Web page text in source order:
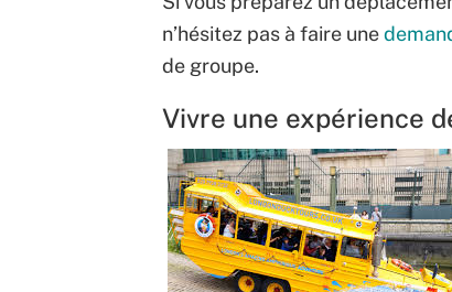
n’hésitez pas à faire une
de groupe.
Vivre une expérience